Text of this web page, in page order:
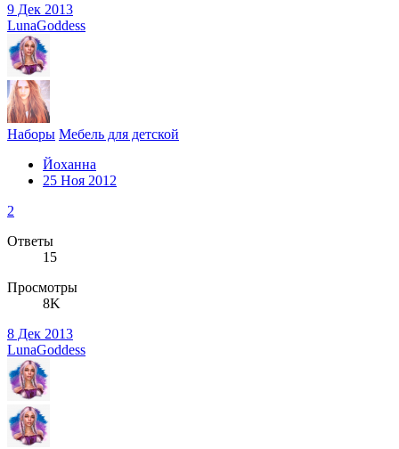
9 Дек 2013
LunaGoddess
Наборы Мебель для детской
Йоханна
25 Ноя 2012
2
Ответы
15
Просмотры
8K
8 Дек 2013
LunaGoddess